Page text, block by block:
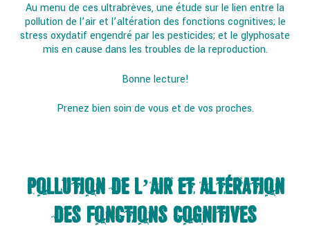
Au menu de ces ultrabrèves, une étude sur le lien entre la
pollution de l’air et l’altération des fonctions cognitives; le
stress oxydatif engendré par les pesticides; et le glyphosate
mis en cause dans les troubles de la reproduction.
Bonne lecture!
Prenez bien soin de vous et de vos proches.
POLLUTION DE L’AIR ET ALTÉRATION
DES FONCTIONS COGNITIVES